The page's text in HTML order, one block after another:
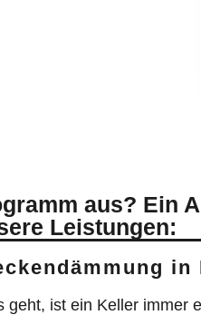
aus? Ein
Leistungen:
ist ein Keller